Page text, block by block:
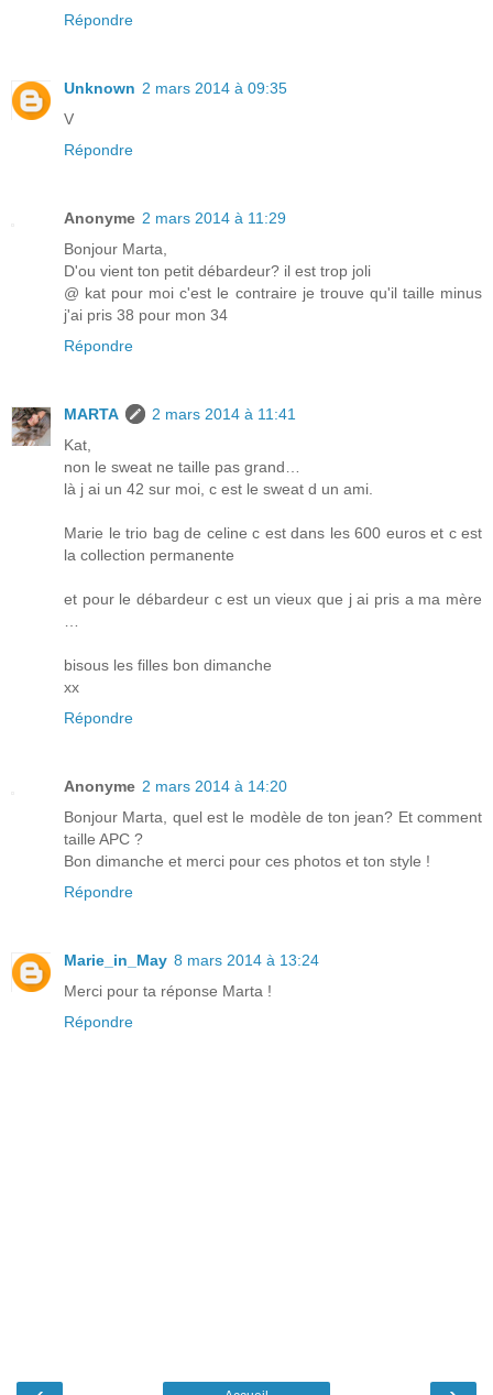
Répondre
Unknown 2 mars 2014 à 09:35
V
Répondre
Anonyme 2 mars 2014 à 11:29
Bonjour Marta,
D'ou vient ton petit débardeur? il est trop joli
@ kat pour moi c'est le contraire je trouve qu'il taille minus
j'ai pris 38 pour mon 34
Répondre
MARTA
2 mars 2014 à 11:41
Kat,
non le sweat ne taille pas grand…
là j ai un 42 sur moi, c est le sweat d un ami.
Marie le trio bag de celine c est dans les 600 euros et c est
la collection permanente
et pour le débardeur c est un vieux que j ai pris a ma mère
bisous les filles bon dimanche
xx
Répondre
Anonyme 2 mars 2014 à 14:20
Bonjour Marta, quel est le modèle de ton jean? Et comment
taille APC ?
Bon dimanche et merci pour ces photos et ton style !
Répondre
Marie_in_May 8 mars 2014 à 13:24
Merci pour ta réponse Marta !
Répondre